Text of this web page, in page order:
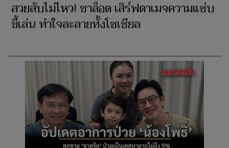
สวยสับไม่ไหว! ชาล็อต เสิร์ฟดาเมจความแซ่บ
ขี้เล่น ทำใจละลายทั้งโซเชียล